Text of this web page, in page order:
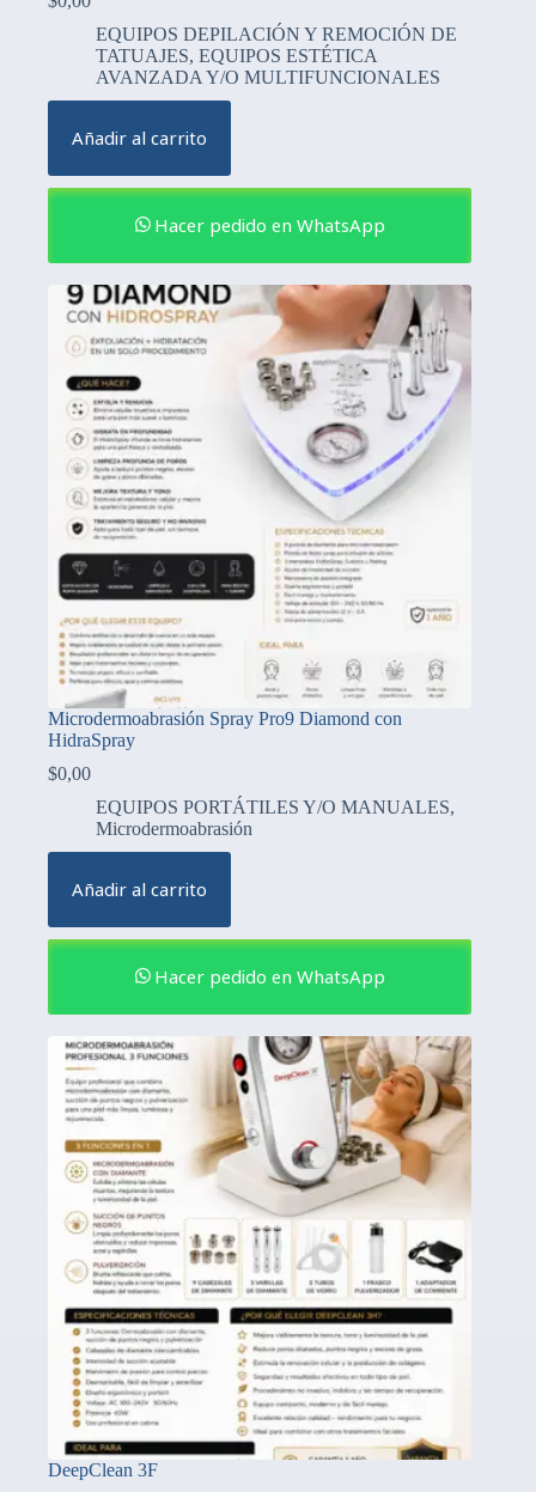
EQUIPOS DEPILACIÓN Y REMOCIÓN DE
TATUAJES, EQUIPOS ESTÉTICA
AVANZADA Y/O MULTIFUNCIONALES
Añadir al carrito
Hacer pedido en WhatsApp
Microdermoabrasión Spray Pro9 Diamond con
HidraSpray
$0,00
EQUIPOS PORTÁTILES Y/O MANUALES,
Microdermoabrasión
Añadir al carrito
Hacer pedido en WhatsApp
DeepClean 3F